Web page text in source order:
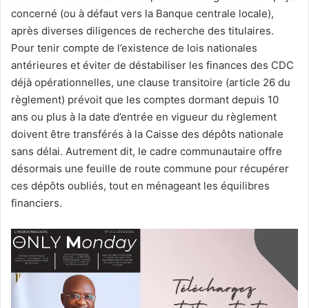
concerné (ou à défaut vers la Banque centrale locale),
après diverses diligences de recherche des titulaires.
Pour tenir compte de l’existence de lois nationales
antérieures et éviter de déstabiliser les finances des CDC
déjà opérationnelles, une clause transitoire (article 26 du
règlement) prévoit que les comptes dormant depuis 10
ans ou plus à la date d’entrée en vigueur du règlement
doivent être transférés à la Caisse des dépôts nationale
sans délai. Autrement dit, le cadre communautaire offre
désormais une feuille de route commune pour récupérer
ces dépôts oubliés, tout en ménageant les équilibres
financiers.